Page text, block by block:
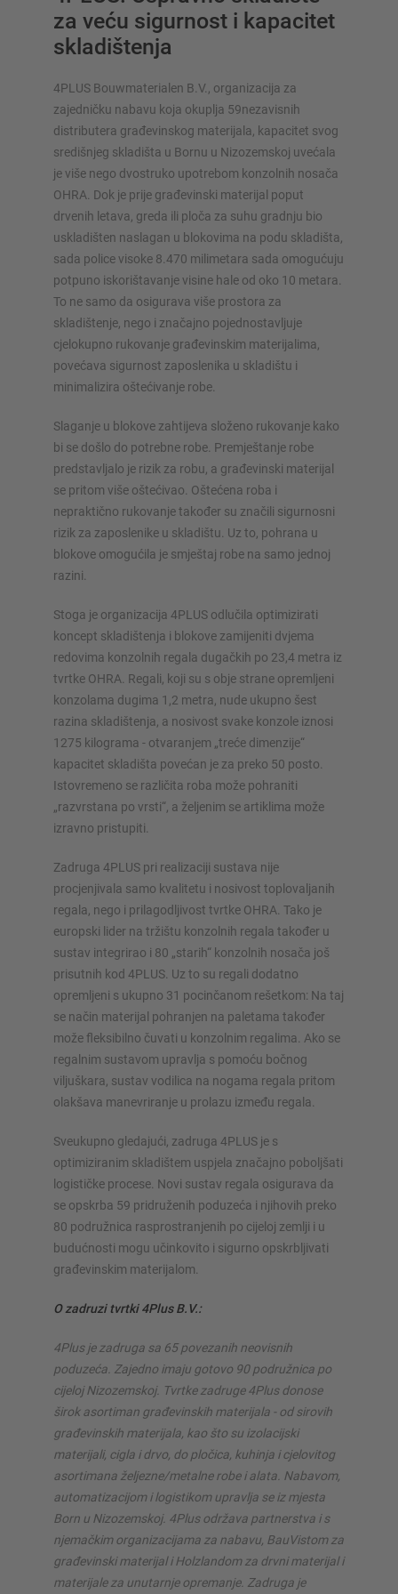
za veću sigurnost i kapacitet
skladištenja
4PLUS Bouwmaterialen B.V., organizacija za
zajedničku nabavu koja okuplja 59nezavisnih
distributera građevinskog materijala, kapacitet svog
središnjeg skladišta u Bornu u Nizozemskoj uvećala
je više nego dvostruko upotrebom konzolnih nosača
OHRA. Dok je prije građevinski materijal poput
drvenih letava, greda ili ploča za suhu gradnju bio
uskladišten naslagan u blokovima na podu skladišta,
sada police visoke 8.470 milimetara sada omogućuju
potpuno iskorištavanje visine hale od oko 10 metara.
To ne samo da osigurava više prostora za
skladištenje, nego i značajno pojednostavljuje
cjelokupno rukovanje građevinskim materijalima,
povećava sigurnost zaposlenika u skladištu i
minimalizira oštećivanje robe.
Slaganje u blokove zahtijeva složeno rukovanje kako
bi se došlo do potrebne robe. Premještanje robe
predstavljalo je rizik za robu, a građevinski materijal
se pritom više oštećivao. Oštećena roba i
nepraktično rukovanje također su značili sigurnosni
rizik za zaposlenike u skladištu. Uz to, pohrana u
blokove omogućila je smještaj robe na samo jednoj
razini.
Stoga je organizacija 4PLUS odlučila optimizirati
koncept skladištenja i blokove zamijeniti dvjema
redovima konzolnih regala dugačkih po 23,4 metra iz
tvrtke OHRA. Regali, koji su s obje strane opremljeni
konzolama dugima 1,2 metra, nude ukupno šest
razina skladištenja, a nosivost svake konzole iznosi
1275 kilograma - otvaranjem „treće dimenzije“
kapacitet skladišta povećan je za preko 50 posto.
Istovremeno se različita roba može pohraniti
„razvrstana po vrsti“, a željenim se artiklima može
izravno pristupiti.
Zadruga 4PLUS pri realizaciji sustava nije
procjenjivala samo kvalitetu i nosivost toplovaljanih
regala, nego i prilagodljivost tvrtke OHRA. Tako je
europski lider na tržištu konzolnih regala također u
sustav integrirao i 80 „starih“ konzolnih nosača još
prisutnih kod 4PLUS. Uz to su regali dodatno
opremljeni s ukupno 31 pocinčanom rešetkom: Na taj
se način materijal pohranjen na paletama također
može fleksibilno čuvati u konzolnim regalima. Ako se
regalnim sustavom upravlja s pomoću bočnog
viljuškara, sustav vodilica na nogama regala pritom
olakšava manevriranje u prolazu između regala.
Sveukupno gledajući, zadruga 4PLUS je s
optimiziranim skladištem uspjela značajno poboljšati
logističke procese. Novi sustav regala osigurava da
se opskrba 59 pridruženih poduzeća i njihovih preko
80 podružnica rasprostranjenih po cijeloj zemlji i u
budućnosti mogu učinkovito i sigurno opskrbljivati
građevinskim materijalom.
O zadruzi tvrtki 4Plus B.V.:
4Plus je zadruga sa 65 povezanih neovisnih
poduzeća. Zajedno imaju gotovo 90 podružnica po
cijeloj Nizozemskoj. Tvrtke zadruge 4Plus donose
širok asortiman građevinskih materijala - od sirovih
građevinskih materijala, kao što su izolacijski
materijali, cigla i drvo, do pločica, kuhinja i cjelovitog
asortimana željezne/metalne robe i alata. Nabavom,
automatizacijom i logistikom upravlja se iz mjesta
Born u Nizozemskoj. 4Plus održava partnerstva i s
njemačkim organizacijama za nabavu, BauVistom za
građevinski materijal i Holzlandom za drvni materijal i
materijale za unutarnje opremanje. Zadruga je
SUSTAVI SKLADIŠTENJA
Paletni regal
Regali na pokretnim kolicama
Automatski sustavi skladištenja
Regalne hale
Skladišni podesti
Vertikalni sustavi regala
Planirajte svoj sustav polica individualno s našim
konfiguratorima – uključujući izravni upit